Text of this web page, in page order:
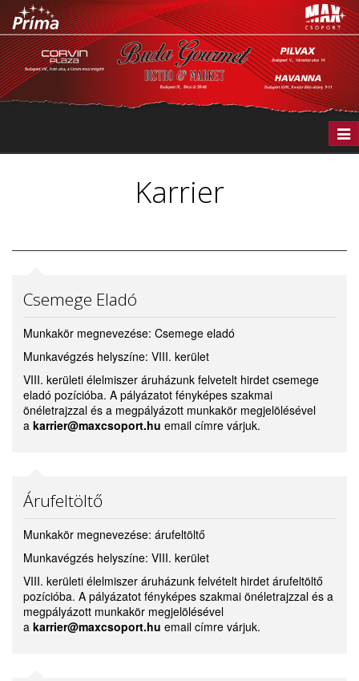
Karrier
Csemege Eladó
Munkakör megnevezése: Csemege eladó
Munkavégzés helyszíne: VIII. kerület
VIII. kerületi élelmiszer áruházunk felvetelt hirdet csemege
eladó pozícióba. A pályázatot fényképes szakmai
önéletrajzzal és a megpályázott munkakör megjelölésével
a karrier@maxcsoport.hu email címre várjuk.
Árufeltöltő
Munkakör megnevezése: árufeltöltő
Munkavégzés helyszíne: VIII. kerület
VIII. kerületi élelmiszer áruházunk felvételt hirdet árufeltöltő
pozícióba. A pályázatot fényképes szakmai önéletrajzzal és a
megpályázott munkakör megjelölésével
a karrier@maxcsoport.hu email címre várjuk.